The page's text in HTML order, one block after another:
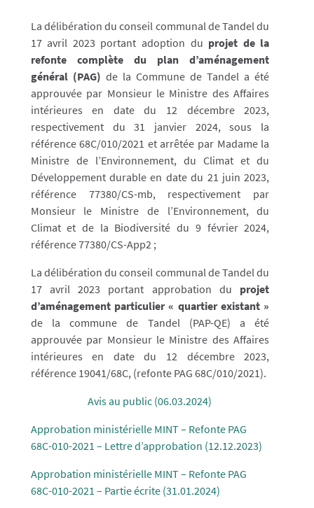
La délibération du conseil communal de Tandel du
17 avril 2023 portant adoption du projet de la
refonte complète du plan d’aménagement
général (PAG) de la Commune de Tandel a été
approuvée par Monsieur le Ministre des Affaires
intérieures en date du 12 décembre 2023,
respectivement du 31 janvier 2024, sous la
référence 68C/010/2021 et arrêtée par Madame la
Ministre de l’Environnement, du Climat et du
Développement durable en date du 21 juin 2023,
référence 77380/CS-mb, respectivement par
Monsieur le Ministre de l’Environnement, du
Climat et de la Biodiversité du 9 février 2024,
référence 77380/CS-App2 ;
La délibération du conseil communal de Tandel du
17 avril 2023 portant approbation du projet
d’aménagement particulier « quartier existant »
de la commune de Tandel (PAP-QE) a été
approuvée par Monsieur le Ministre des Affaires
intérieures en date du 12 décembre 2023,
référence 19041/68C, (refonte PAG 68C/010/2021).
Avis au public (06.03.2024)
Approbation ministérielle MINT – Refonte PAG
68C-010-2021 – Lettre d’approbation (12.12.2023)
Approbation ministérielle MINT – Refonte PAG
68C-010-2021 – Partie écrite (31.01.2024)